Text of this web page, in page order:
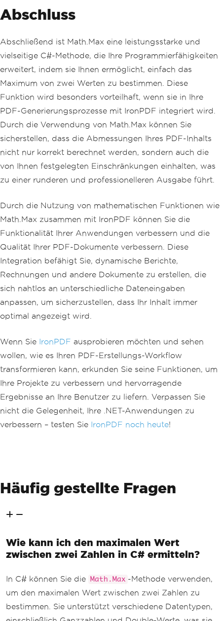
Abschluss
Abschließend ist Math.Max eine leistungsstarke und
vielseitige C#-Methode, die Ihre Programmierfähigkeiten
erweitert, indem sie Ihnen ermöglicht, einfach das
Maximum von zwei Werten zu bestimmen. Diese
Funktion wird besonders vorteilhaft, wenn sie in Ihre
PDF-Generierungsprozesse mit IronPDF integriert wird.
Durch die Verwendung von Math.Max können Sie
sicherstellen, dass die Abmessungen Ihres PDF-Inhalts
nicht nur korrekt berechnet werden, sondern auch die
von Ihnen festgelegten Einschränkungen einhalten, was
zu einer runderen und professionelleren Ausgabe führt.
Durch die Nutzung von mathematischen Funktionen wie
Math.Max zusammen mit IronPDF können Sie die
Funktionalität Ihrer Anwendungen verbessern und die
Qualität Ihrer PDF-Dokumente verbessern. Diese
Integration befähigt Sie, dynamische Berichte,
Rechnungen und andere Dokumente zu erstellen, die
sich nahtlos an unterschiedliche Dateneingaben
anpassen, um sicherzustellen, dass Ihr Inhalt immer
optimal angezeigt wird.
Wenn Sie IronPDF ausprobieren möchten und sehen
wollen, wie es Ihren PDF-Erstellungs-Workflow
transformieren kann, erkunden Sie seine Funktionen, um
Ihre Projekte zu verbessern und hervorragende
Ergebnisse an Ihre Benutzer zu liefern. Verpassen Sie
nicht die Gelegenheit, Ihre .NET-Anwendungen zu
verbessern – testen Sie IronPDF noch heute!
Häufig gestellte Fragen
Wie kann ich den maximalen Wert
zwischen zwei Zahlen in C# ermitteln?
In C# können Sie die Math.Max -Methode verwenden,
um den maximalen Wert zwischen zwei Zahlen zu
bestimmen. Sie unterstützt verschiedene Datentypen,